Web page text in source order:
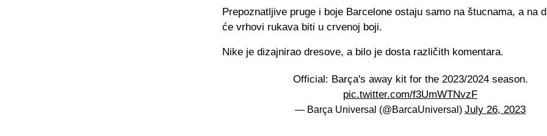
Prepoznatljive pruge i boje Barcelone ostaju samo na štucnama, a na
će vrhovi rukava biti u crvenoj boji.
Nike je dizajnirao dresove, a bilo je dosta različith komentara.
Official: Barça's away kit for the 2023/2024 season.
pic.twitter.com/f3UmWTNvzF
— Barça Universal (@BarcaUniversal) July 26, 2023